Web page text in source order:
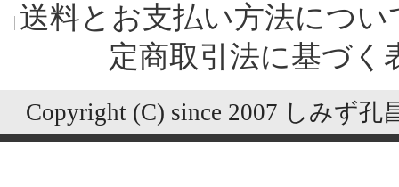
送料とお支払い方法につい
定商取引法に基づく
Copyright (C) since 2007 しみず